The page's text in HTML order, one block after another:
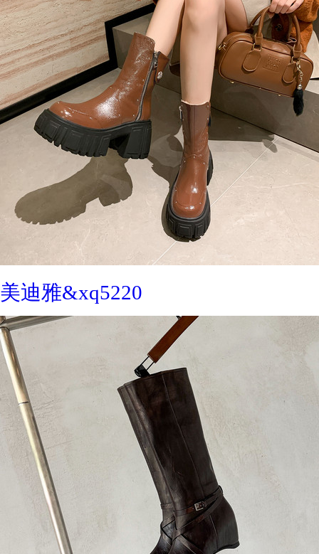
美迪雅&xq5220